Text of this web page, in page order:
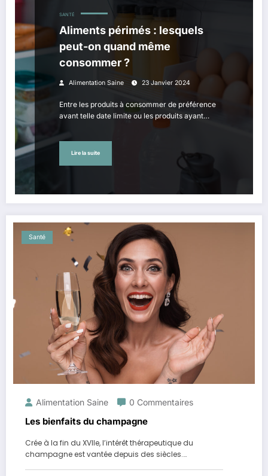
SANTÉ
Aliments périmés : lesquels
peut-on quand même
consommer ?
Alimentation Saine 23 Janvier 2024
Entre les produits à consommer de préférence
avant telle date limite ou les produits ayant…
Lire la suite
Santé
Alimentation Saine 0 Commentaires
Les bienfaits du champagne
Crée à la fin du XVIIe, l’intérêt thérapeutique du
champagne est vantée depuis des siècles.…